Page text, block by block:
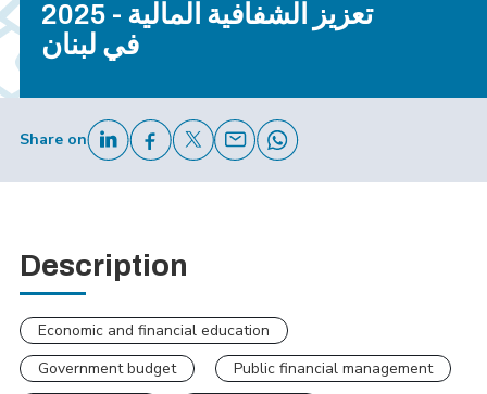
2025 - تعزيز الشفافية المالية
في لبنان
Share on
Description
Economic and financial education
Government budget
Public financial management